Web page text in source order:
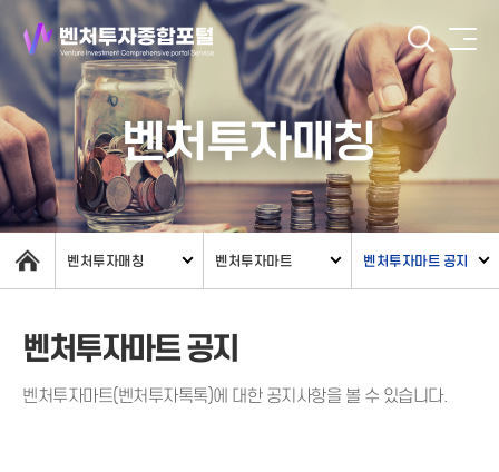
벤처투자매칭
벤처투자매칭 벤처투자마트 벤처투자마트 공지
벤처투자마트 공지
벤처투자마트(벤처투자톡톡)에 대한 공지사항을 볼 수 있습니다.